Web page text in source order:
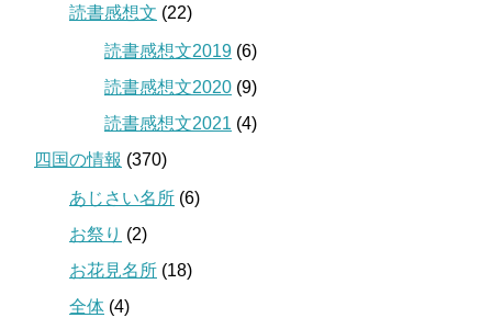
読書感想文 (22)
読書感想文2019 (6)
読書感想文2020 (9)
読書感想文2021 (4)
四国の情報 (370)
あじさい名所 (6)
お祭り (2)
お花見名所 (18)
全体 (4)